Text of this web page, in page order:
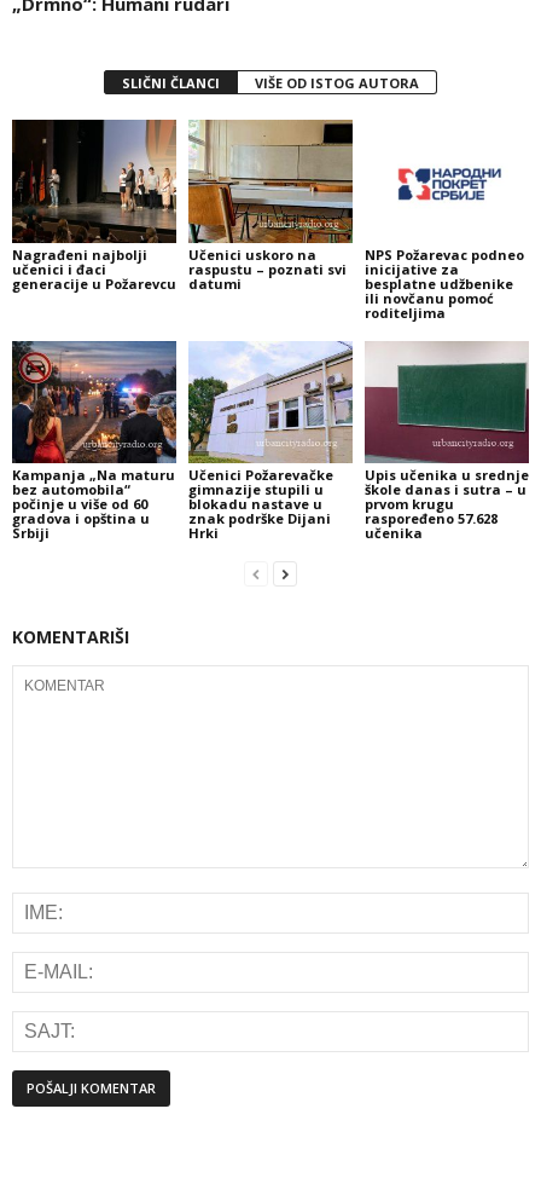
SLIČNI ČLANCI VIŠE OD ISTOG AUTORA
Nagrađeni najbolji
učenici i đaci
generacije u Požarevcu
Učenici uskoro na
raspustu – poznati svi
datumi
NPS Požarevac podneo
inicijative za
besplatne udžbenike
ili novčanu pomoć
roditeljima
Kampanja „Na maturu
bez automobila“
počinje u više od 60
gradova i opština u
Srbiji
Učenici Požarevačke
gimnazije stupili u
blokadu nastave u
znak podrške Dijani
Hrki
Upis učenika u srednje
škole danas i sutra – u
prvom krugu
raspoređeno 57.628
učenika
KOMENTARIŠI